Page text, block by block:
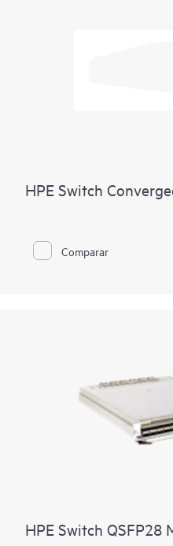
HPE Switch
Comparar
HPE Switch QSFP28